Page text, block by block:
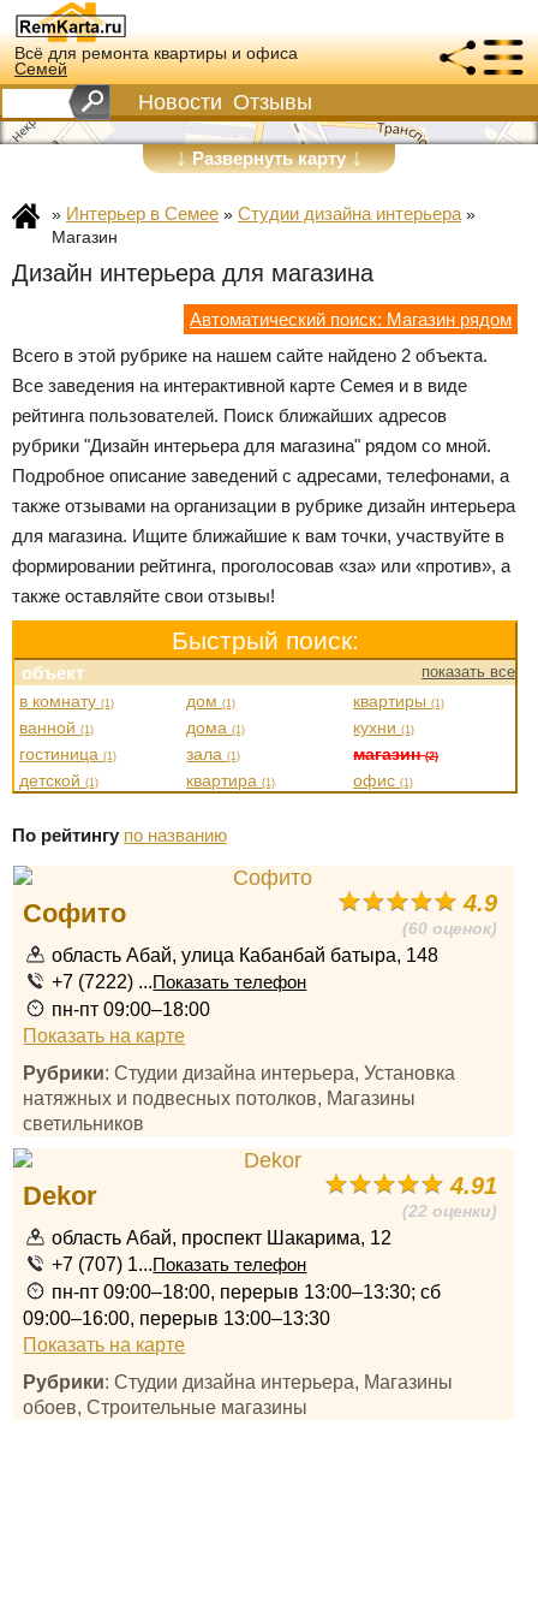
Всё для ремонта квартиры и офиса
Семей
Новости Отзывы
↓Развернуть карту↓
» Интерьер в Семее » Студии дизайна интерьера»
Магазин
Дизайн интерьера для магазина
Автоматический поиск: Магазин рядом
Всего в этой рубрике на нашем сайте найдено 2 объекта.
Все заведения на интерактивной карте Семея и в виде
рейтинга пользователей. Поиск ближайших адресов
рубрики "Дизайн интерьера для магазина" рядом со мной.
Подробное описание заведений с адресами, телефонами, а
также отзывами на организации в рубрике дизайн интерьера
для магазина. Ищите ближайшие к вам точки, участвуйте в
формировании рейтинга, проголосовав «за» или «против», а
также оставляйте свои отзывы!
Быстрый поиск:
объект показать все
в комнату(1)
ванной(1)
гостиница(1)
детской(1)
дом(1)
дома(1)
зала(1)
квартира(1)
квартиры(1)
кухни(1)
магазин(2)
офис(1)
По рейтингу по названию
4.9
(60 оценок)
Софито
область Абай, улица Кабанбай батыра, 148
+7 (7222) ...Показать телефон
пн-пт 09:00–18:00
Показать на карте
Рубрики: Студии дизайна интерьера, Установка
натяжных и подвесных потолков, Магазины
светильников
4.91
(22 оценки)
Dekor
область Абай, проспект Шакарима, 12
+7 (707) 1...Показать телефон
пн-пт 09:00–18:00, перерыв 13:00–13:30; сб
09:00–16:00, перерыв 13:00–13:30
Показать на карте
Рубрики: Студии дизайна интерьера, Магазины
обоев, Строительные магазины